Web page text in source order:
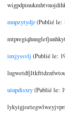
mnpzytydjr(Publié le:
inxjyssvlj (Publié le:
uiupdisxry(Publié le: